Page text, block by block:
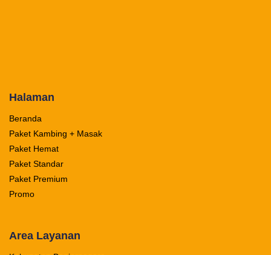
Halaman
Beranda
Paket Kambing + Masak
Paket Hemat
Paket Standar
Paket Premium
Promo
Area Layanan